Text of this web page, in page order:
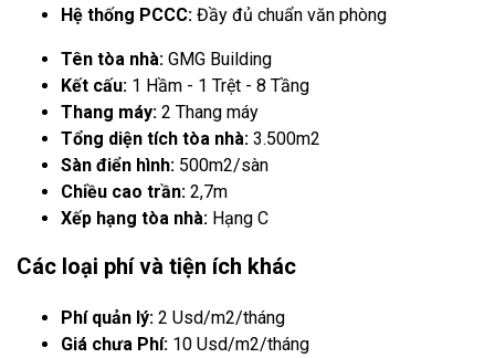
Hệ thống PCCC: Đầy đủ chuẩn văn phòng
Tên tòa nhà: GMG Building
Kết cấu: 1 Hầm - 1 Trệt - 8 Tầng
Thang máy: 2 Thang máy
Tổng diện tích tòa nhà: 3.500m2
Sàn điển hình: 500m2/sàn
Chiều cao trần: 2,7m
Xếp hạng tòa nhà: Hạng C
Các loại phí và tiện ích khác
Phí quản lý: 2 Usd/m2/tháng
Giá chưa Phí: 10 Usd/m2/tháng